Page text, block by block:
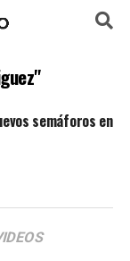
semáforos en